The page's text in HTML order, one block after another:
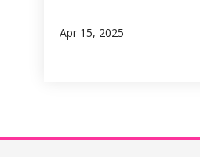
Apr 15, 2025